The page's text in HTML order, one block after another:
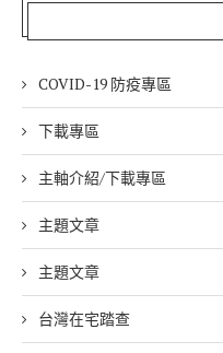
COVID-19 防疫專區
下載專區
主軸介紹/下載專區
主題文章
主題文章
台灣在宅踏查